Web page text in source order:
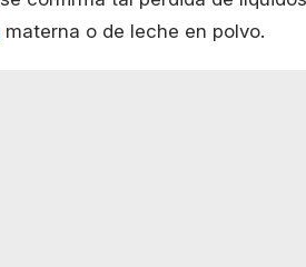
materna o de leche en polvo.